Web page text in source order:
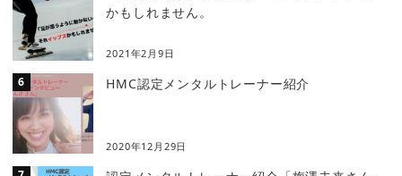
かもしれません。
2021年2月9日
HMC認定メンタルトレーナー紹介
2020年12月29日